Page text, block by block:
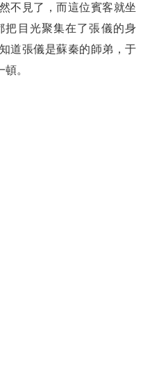
不見了，而這位賓客就坐
把目光聚集在了張儀的身
道張儀是蘇秦的師弟，于
。